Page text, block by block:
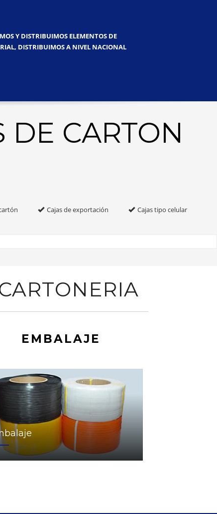
Y DISTRIBUIMOS ELEMENTOS DE
DISTRIBUIMOS A NIVEL NACIONAL
DE CARTON
Cajas de exportación
Cajas tipo celular
EMBALAJE